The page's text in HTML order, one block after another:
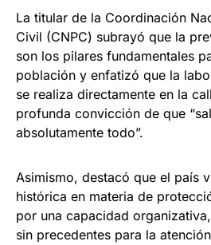
La titular de la Coordinación
Civil (CNPC) subrayó que la
son los pilares fundamentales
población y enfatizó que la
se realiza directamente en la
profunda convicción de que
absolutamente todo”.
Asimismo, destacó que el país
histórica en materia de
por una capacidad
sin precedentes para la